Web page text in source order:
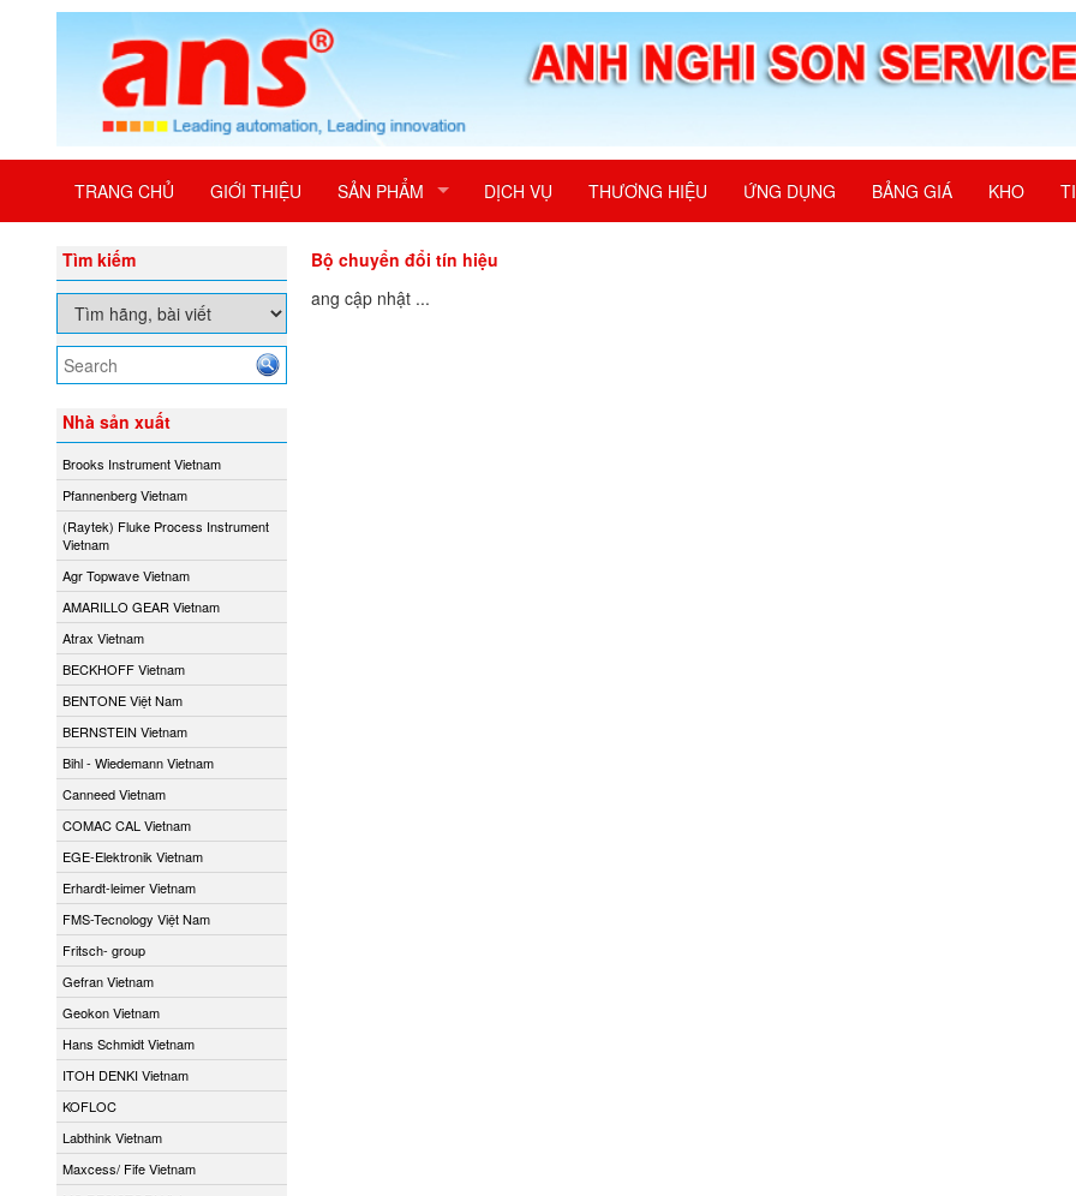
TRANG CHỦ GIỚI THIỆU SẢN PHẨM DỊCH VỤ THƯƠNG HIỆU ỨNG DỤNG BẢNG GIÁ KHO
Tìm kiếm
Nhà sản xuất
Brooks Instrument Vietnam
Pfannenberg Vietnam
(Raytek) Fluke Process Instrument
Vietnam
Agr Topwave Vietnam
AMARILLO GEAR Vietnam
Atrax Vietnam
BECKHOFF Vietnam
BENTONE Việt Nam
BERNSTEIN Vietnam
Bihl - Wiedemann Vietnam
Canneed Vietnam
COMAC CAL Vietnam
EGE-Elektronik Vietnam
Erhardt-leimer Vietnam
FMS-Tecnology Việt Nam
Fritsch- group
Gefran Vietnam
Geokon Vietnam
Hans Schmidt Vietnam
ITOH DENKI Vietnam
KOFLOC
Labthink Vietnam
Maxcess/ Fife Vietnam
Bộ chuyển đổi tín hiệu
Đang cập nhật ...